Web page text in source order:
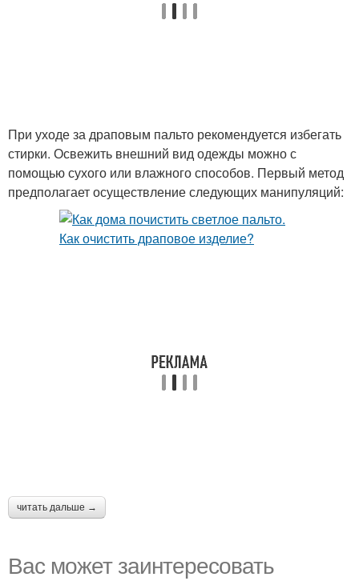
При уходе за драповым пальто рекомендуется избегать
стирки. Освежить внешний вид одежды можно с
помощью сухого или влажного способов. Первый метод
предполагает осуществление следующих манипуляций:
читать дальше →
Вас может заинтересовать